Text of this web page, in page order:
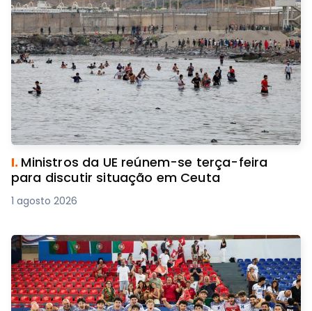
I. Ministros da UE reúnem-se terça-feira
para discutir situação em Ceuta
1 agosto 2026